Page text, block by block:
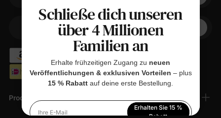
Produkte
Schließe dich unseren
über 4 Millionen
Familien an
Erhalte frühzeitigen Zugang zu neuen
Veröffentlichungen & exklusiven Vorteilen – plus
15 % Rabatt auf deine erste Bestellung.
Erhalten Sie 15 %
Rabatt